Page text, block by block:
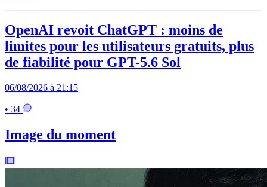
OpenAI revoit ChatGPT : moins de
limites pour les utilisateurs gratuits, plus
de fiabilité pour GPT-5.6 Sol
06/08/2026 à 21:15
• 34
Image du moment